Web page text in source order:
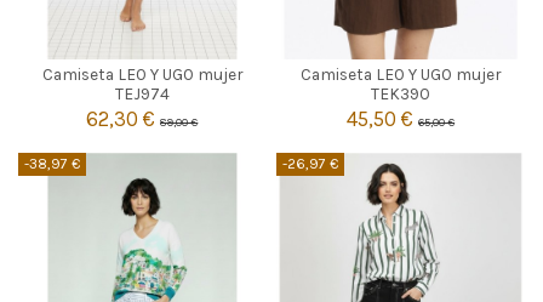
Camiseta LEO Y UGO mujer
TEJ974
62,30 €89,00 €
1
 Añadir al carrito
Camiseta LEO Y UGO mujer
TEK390
45,50 €65,00 €
BLANCO
1

Añadir al carrito
-38,97 €
-26,97 €